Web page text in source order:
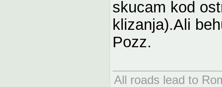
skucam kod
klizanja).Ali
Pozz.
All roads lead to